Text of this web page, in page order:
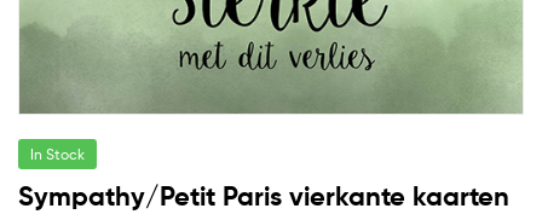
In Stock
Sympathy/Petit Paris vierkante kaarten